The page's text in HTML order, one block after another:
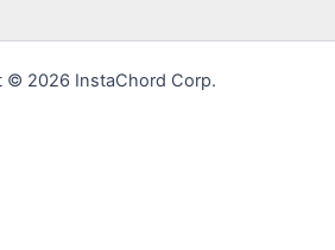
© 2026 InstaChord Corp.